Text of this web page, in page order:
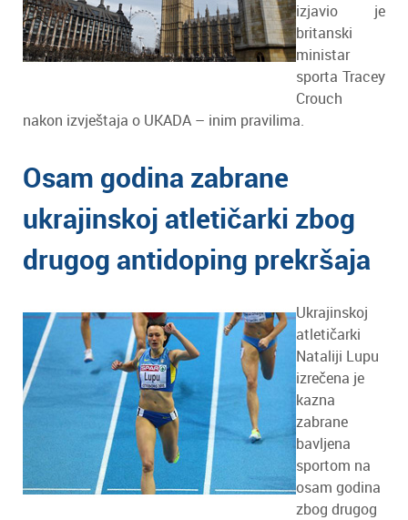
izjavio je
britanski
ministar
sporta Tracey
Crouch
nakon izvještaja o UKADA – inim pravilima.
Osam godina zabrane
ukrajinskoj atletičarki zbog
drugog antidoping prekršaja
Ukrajinskoj
atletičarki
Nataliji Lupu
izrečena je
kazna
zabrane
bavljena
sportom na
osam godina
zbog drugog